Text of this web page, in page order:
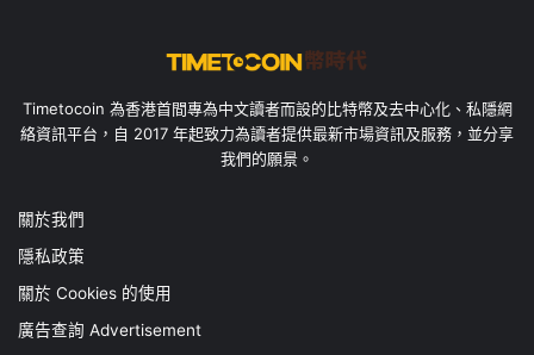
Timetocoin 為香港首間專為中文讀者而設的比特幣及去中心化、私隱網
絡資訊平台，自 2017 年起致力為讀者提供最新市場資訊及服務，並分享
我們的願景。
關於我們
隱私政策
關於 Cookies 的使用
廣告查詢 Advertisement